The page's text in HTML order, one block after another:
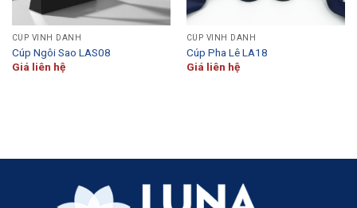
CÚP VINH DANH
Cúp Ngôi Sao LAS08
Giá liên hệ
CÚP VINH DANH
Cúp Pha Lê LA18
Giá liên hệ